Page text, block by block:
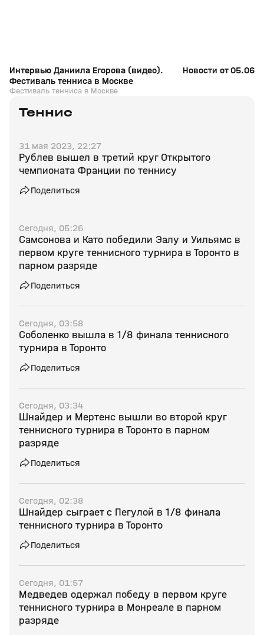
Интервью Даниила Егорова (видео).
Фестиваль тенниса в Москве
Фестиваль тенниса в Москве
Новости от
Теннис
31 мая 2023, 22:27
Рублев вышел в третий круг Открытого
чемпионата Франции по теннису
Поделиться
Сегодня, 05:26
Самсонова и Като победили Эалу и Уильямс в
первом круге теннисного турнира в Торонто в
парном разряде
Поделиться
Сегодня, 03:58
Соболенко вышла в 1/8 финала теннисного
турнира в Торонто
Поделиться
Сегодня, 03:34
Шнайдер и Мертенс вышли во второй круг
теннисного турнира в Торонто в парном
разряде
Поделиться
Сегодня, 02:38
Шнайдер сыграет с Пегулой в 1/8 финала
теннисного турнира в Торонто
Поделиться
Сегодня, 01:57
Медведев одержал победу в первом круге
теннисного турнира в Монреале в парном
разряде